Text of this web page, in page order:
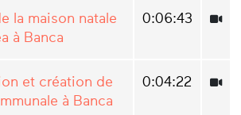
la maison natale
à Banca
0:06:43
et création de
à Banca
0:04:22